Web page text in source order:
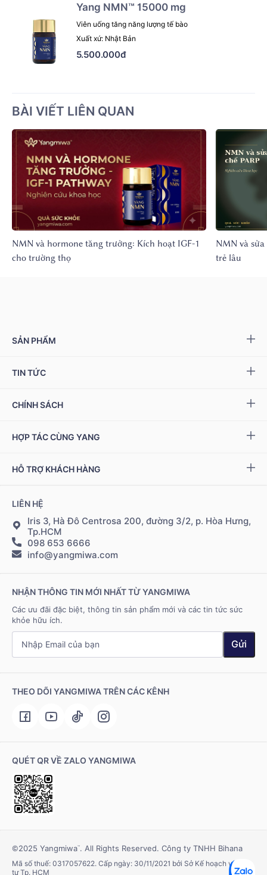
Yang NMN™ 15000 mg
Viên uống tăng năng lượng tế bào
Xuất xứ: Nhật Bản
5.500.000đ
BÀI VIẾT LIÊN QUAN
NMN và hormone tăng trưởng: Kích hoạt IGF-1
cho trường thọ
NMN và sửa
trẻ lâu
SẢN PHẨM
Yang NMN™ 15000 mg
Ziptamin
Bộ kiểm tra NAD +
TIN TỨC
Sự kiện & Ưu đãi
Tuyển dụng
CHÍNH SÁCH
Giải quyết khiếu nại
Điều khoản sử dụng
HỢP TÁC CÙNG YANG
Chính sách đại lý
HỖ TRỢ KHÁCH HÀNG
Đặt hàng & thanh toán
Giao hàng & vận chuyển
Hệ thống điểm bán
LIÊN HỆ
Iris 3, Hà Đô Centrosa 200, đường 3/2, p. Hòa Hưng,
Tp.HCM
098 653 6666
info@yangmiwa.com
NHẬN THÔNG TIN MỚI NHẤT TỪ YANGMIWA
Các ưu đãi đặc biệt, thông tin sản phẩm mới và các tin tức sức
khỏe hữu ích.
Gửi
THEO DÕI YANGMIWA TRÊN CÁC KÊNH
QUÉT QR VỀ ZALO YANGMIWA
©2025 Yangmiwa™. All Rights Reserved. Công ty TNHH Bihana
Mã số thuế: 0317057622. Cấp ngày: 30/11/2021 bởi Sở Kế hoạch và Đầu
tư Tp. HCM